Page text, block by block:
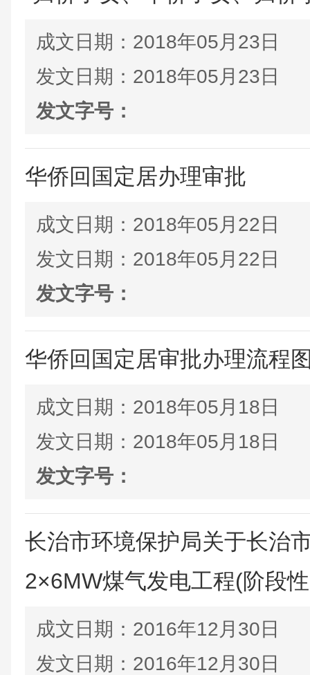
成文日期： 2018年05月23日
发文日期： 2018年05月23日
发文字号：
华侨回国定居办理审批
成文日期： 2018年05月22日
发文日期： 2018年05月22日
发文字号：
华侨回国定居审批办理流程
成文日期： 2018年05月18日
发文日期： 2018年05月18日
发文字号：
长治市环境保护局关于长治
2×6MW煤气发电工程(阶段
成文日期： 2016年12月30日
发文日期： 2016年12月30日